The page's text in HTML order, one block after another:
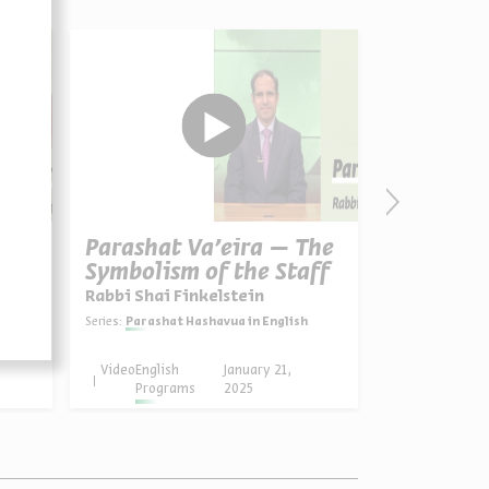
Parashat Va’eira – The
Symbolism of the Staff
Rabbi Shai Finkelstein
Series: Parashat Hashavua in English
English
Programs
Video
January 21,
2025